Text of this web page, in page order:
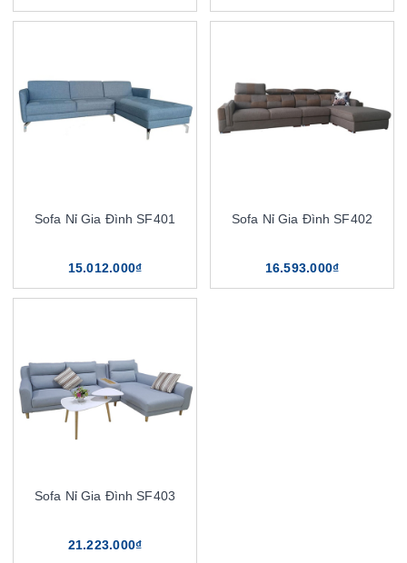
Sofa Nỉ Gia Đình SF401
15.012.000₫
Sofa Nỉ Gia Đình SF402
16.593.000₫
Sofa Nỉ Gia Đình SF403
21.223.000₫